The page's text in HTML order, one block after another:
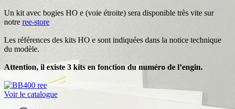
Un kit avec bogies HO e (voie étroite) sera disponible très vite sur
notre ree-store
Les références des kits HO e sont indiquées dans la notice technique
du modèle.
Attention, il existe 3 kits en fonction du numéro de l’engin.
Voir le catalogue